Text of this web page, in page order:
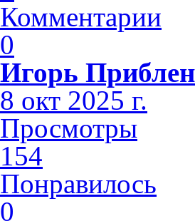
Комментарии
0
Игорь
8 окт 2025 г.
Просмотры
154
Понравилось
0